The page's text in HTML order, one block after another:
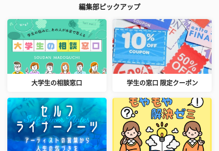
編集部ピックアップ
大学生の相談窓口 学生の窓口 限定クーポン